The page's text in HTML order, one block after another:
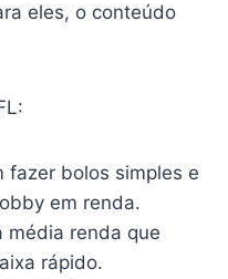
eles, o conteúdo
fazer bolos simples e
em renda.
média renda que
rápido.